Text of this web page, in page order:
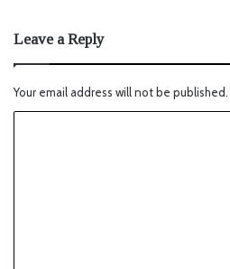
Leave a Reply
Your email address will not be published.